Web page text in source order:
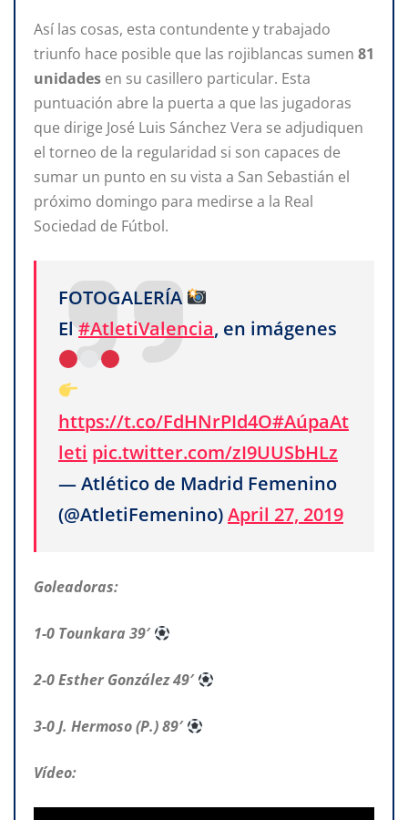
Así las cosas, esta contundente y trabajado
triunfo hace posible que las rojiblancas sumen 81
unidades en su casillero particular. Esta
puntuación abre la puerta a que las jugadoras
que dirige José Luis Sánchez Vera se adjudiquen
el torneo de la regularidad si son capaces de
sumar un punto en su vista a San Sebastián el
próximo domingo para medirse a la Real
Sociedad de Fútbol.
FOTOGALERÍA
El #AtletiValencia, en imágenes
https://t.co/FdHNrPId4O#AúpaAt
leti pic.twitter.com/zI9UUSbHLz
— Atlético de Madrid Femenino
(@AtletiFemenino)April 27, 2019
Goleadoras:
1-0 Tounkara 39′
2-0 Esther González 49′
3-0 J. Hermoso (P.) 89′
Vídeo: